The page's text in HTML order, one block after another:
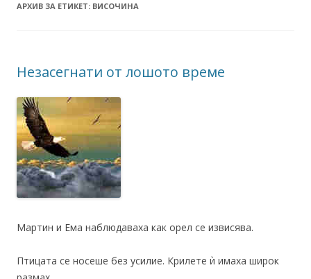
АРХИВ ЗА ЕТИКЕТ: ВИСОЧИНА
Незасегнати от лошото време
Мартин и Ема наблюдаваха как орел се извисява.
Птицата се носеше без усилие. Крилете ѝ имаха широк